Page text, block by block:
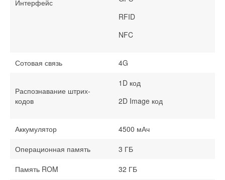
Интерфейс
RFID
NFC
Сотовая связь 4G
Распознавание штрих-
кодов
1D код
2D Image код
Аккумулятор
4500 мАч
Операционная память
3 ГБ
Память ROM
32 ГБ